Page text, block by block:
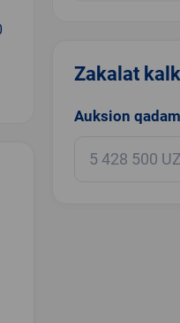
Zakalat
Auksion